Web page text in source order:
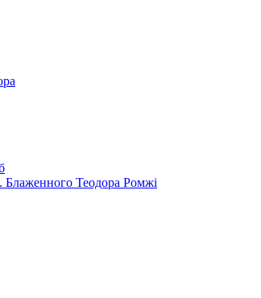
Блаженного Теодора Ромжі